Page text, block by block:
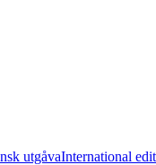
utgåvaInternational